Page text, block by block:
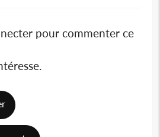
pour commenter ce